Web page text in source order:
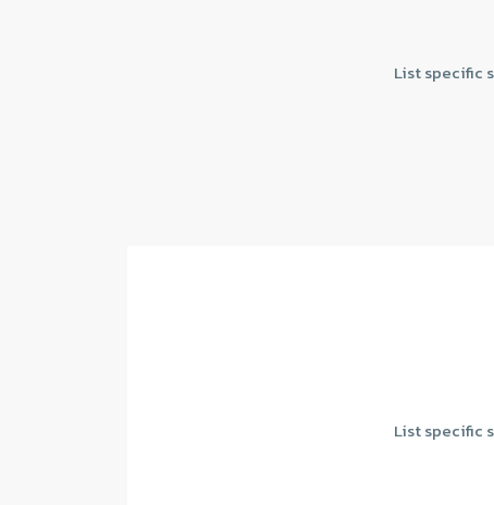
List specific
List specific